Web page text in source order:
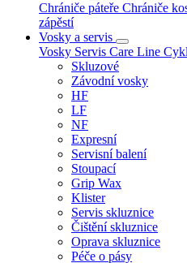
Chrániče páteře Chrániče
zápěstí
Vosky a servis
Vosky Servis Care Line
Skluzové
Závodní vosky
HF
LF
NF
Expresní
Servisní balení
Stoupací
Grip Wax
Klister
Servis skluznice
Čištění skluznice
Oprava skluznice
Péče o pásy